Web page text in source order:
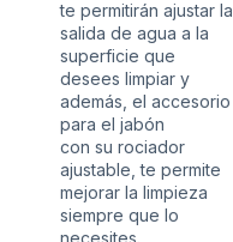
te permitirán ajustar la
salida de agua a la
superficie que
desees limpiar y
además, el accesorio
para el jabón
con su rociador
ajustable, te permite
mejorar la limpieza
siempre que lo
necesites.